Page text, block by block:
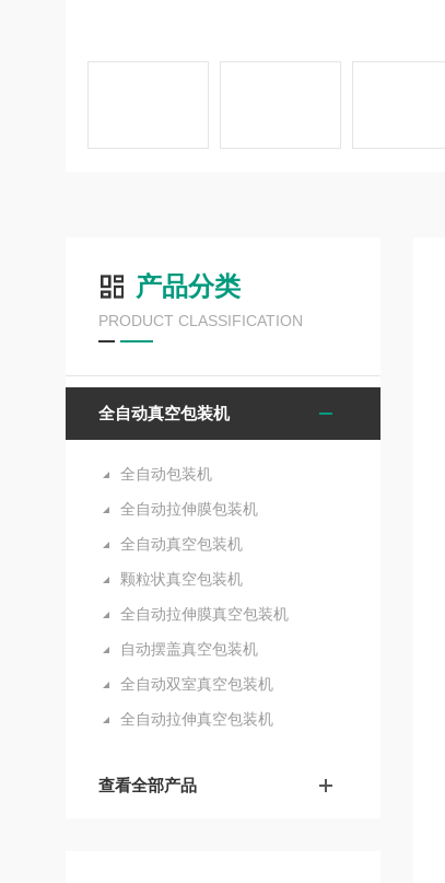
产品分类
PRODUCT CLASSIFICATION
全自动真空包装机
全自动包装机
全自动拉伸膜包装机
全自动真空包装机
颗粒状真空包装机
全自动拉伸膜真空包装机
自动摆盖真空包装机
全自动双室真空包装机
全自动拉伸真空包装机
查看全部产品